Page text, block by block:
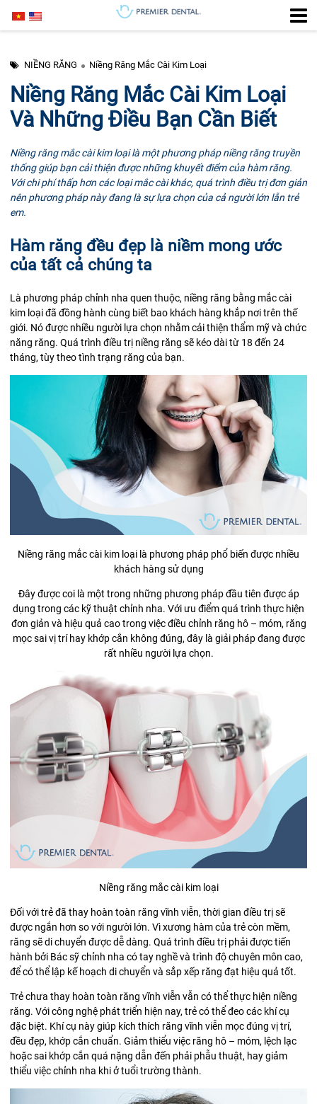
NIỀNG RĂNG Niềng Răng Mắc Cài Kim Loại
Niềng Răng Mắc Cài Kim Loại
Và Những Điều Bạn Cần Biết
Niềng răng mắc cài kim loại là một phương pháp niềng răng truyền
thống giúp bạn cải thiện được những khuyết điểm của hàm răng.
Với chi phí thấp hơn các loại mắc cài khác, quá trình điều trị đơn giản
nên phương pháp này đang là sự lựa chọn của cả người lớn lẫn trẻ
em.
Hàm răng đều đẹp là niềm mong ước
của tất cả chúng ta
Là phương pháp chỉnh nha quen thuộc, niềng răng bằng mắc cài
kim loại đã đồng hành cùng biết bao khách hàng khắp nơi trên thế
giới. Nó được nhiều người lựa chọn nhằm cải thiện thẩm mỹ và chức
năng răng. Quá trình điều trị niềng răng sẽ kéo dài từ 18 đến 24
tháng, tùy theo tình trạng răng của bạn.
Niềng răng mắc cài kim loại là phương pháp phổ biến được nhiều
khách hàng sử dụng
Đây được coi là một trong những phương pháp đầu tiên được áp
dụng trong các kỹ thuật chỉnh nha. Với ưu điểm quá trình thực hiện
đơn giản và hiệu quả cao trong việc điều chỉnh răng hô – móm, răng
mọc sai vị trí hay khớp cắn không đúng, đây là giải pháp đang được
rất nhiều người lựa chọn.
Niềng răng mắc cài kim loại
Đối với trẻ đã thay hoàn toàn răng vĩnh viễn, thời gian điều trị sẽ
được ngắn hơn so với người lớn. Vì xương hàm của trẻ còn mềm,
răng sẽ di chuyển được dễ dàng. Quá trình điều trị phải được tiến
hành bởi Bác sỹ chỉnh nha có tay nghề và trình độ chuyên môn cao,
để có thể lập kế hoạch di chuyển và sắp xếp răng đạt hiệu quả tốt.
Trẻ chưa thay hoàn toàn răng vĩnh viễn vẫn có thể thực hiện niềng
răng. Với công nghệ phát triển hiện nay, trẻ có thể đeo các khí cụ
đặc biệt. Khí cụ này giúp kích thích răng vĩnh viễn mọc đúng vị trí,
đều đẹp, khớp cắn chuẩn. Giảm thiểu việc răng hô – móm, lệch lạc
hoặc sai khớp cắn quá nặng dẫn đến phải phẫu thuật, hay giảm
thiểu việc chỉnh nha khi ở tuổi trường thành.